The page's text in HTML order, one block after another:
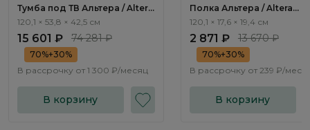
Тумба под ТВ Альтера / Altera
AL2002.1
120,1 × 53,8 × 42,5 см
15 601 ₽ 74 281 ₽
70%+30%
В рассрочку от 1 300 ₽/месяц
В корзину
Полка Альтера / Altera
AL2030.1
120,1 × 17,6 × 19,4 см
2 871 ₽ 13 670 ₽
70%+30%
В рассрочку от 239 ₽/
В корзину